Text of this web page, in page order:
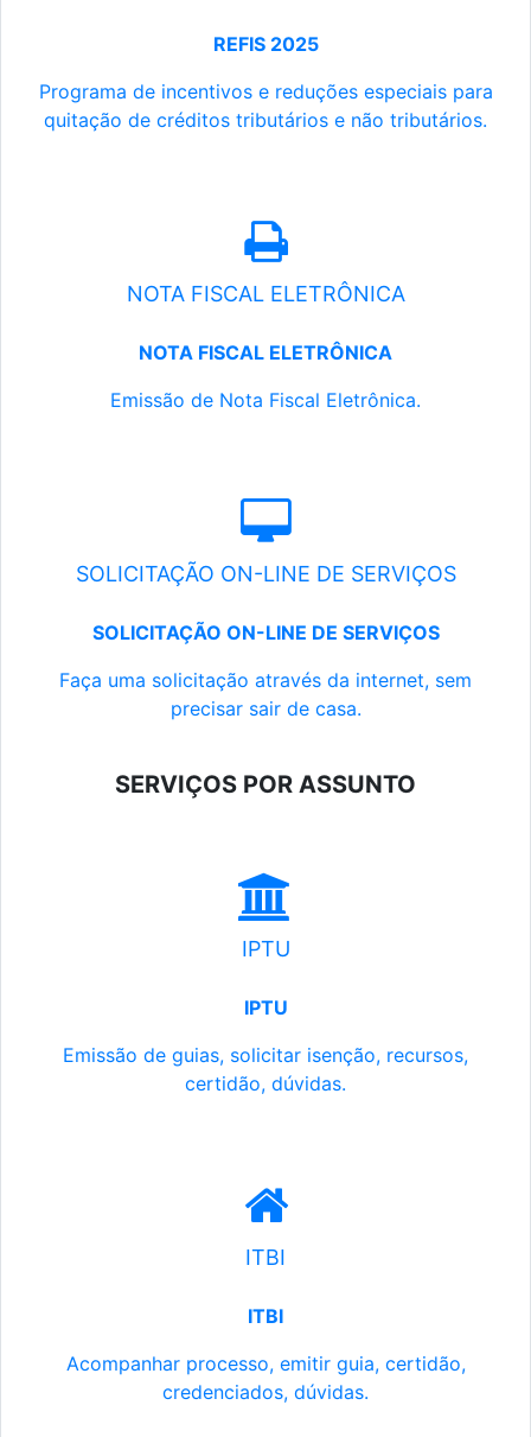
REFIS 2025
Programa de incentivos e reduções especiais para
quitação de créditos tributários e não tributários.
NOTA FISCAL ELETRÔNICA
NOTA FISCAL ELETRÔNICA
Emissão de Nota Fiscal Eletrônica.
SOLICITAÇÃO ON-LINE DE SERVIÇOS
SOLICITAÇÃO ON-LINE DE SERVIÇOS
Faça uma solicitação através da internet, sem
precisar sair de casa.
SERVIÇOS POR ASSUNTO
IPTU
IPTU
Emissão de guias, solicitar isenção, recursos,
certidão, dúvidas.
ITBI
ITBI
Acompanhar processo, emitir guia, certidão,
credenciados, dúvidas.